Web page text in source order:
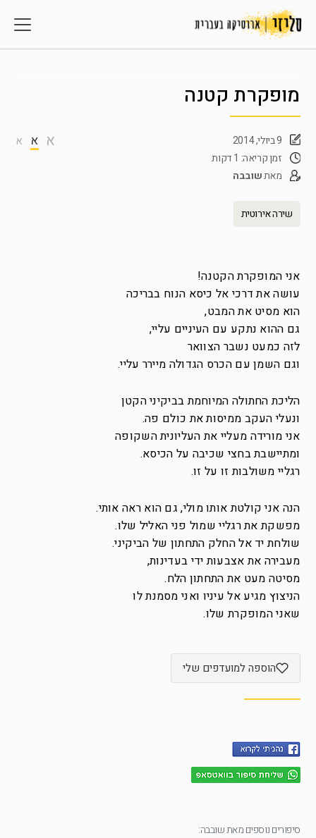
מופקרת קטנה
א א א
9 ביולי, 2014
זמן קריאה: 1 דקות
מאתשובבה
שירה אירוטית
אני המופקרת הקטנה!
עושה את דרכי אל כיסא הנוח בבריכה
הוא מסיט את המבט,
גם ההוא נתקע עם העיניים עליי,
לזה כמעט נשבר הצוואר
וגם השמן עם הכרס הגדולה מיירר עליי.
הליכת החתולה המיוחמת בביקיני הקטן
ונעלי העקב ממיסות את כולם פה.
אני מורידה מעליי את העליונית השקופה
ומתיישבת בחצי שכיבה על הכיסא.
רגליי משולבות זו על זו.
הנה אני קולטת אותו מולי, גם הוא ראה אותי.
מפשקת את רגליי שמול פני האליל שלו.
שולחת יד אל החלק התחתון של הביקיני.
מעבירה את אצבעות ידי בעדינות,
מסיטה מעט את התחתון הלח.
הניצוץ מגיע אל עיניו ואני מסמנת לו
שאני המופקרת שלו.
הוספה למועדפים שלי
סיפורים נוספים מאת שובבה: